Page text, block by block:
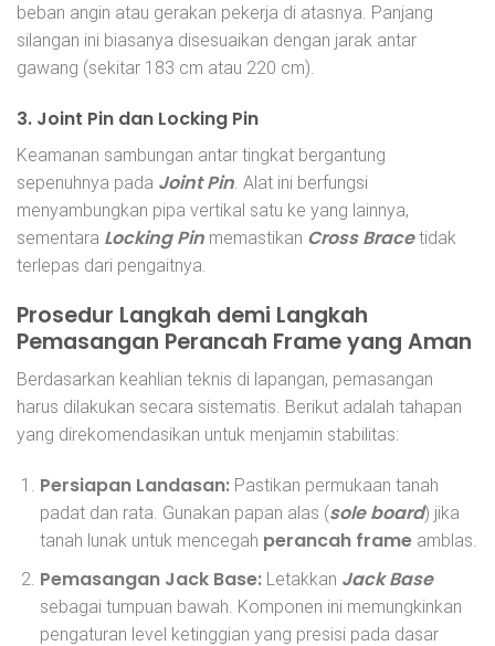
beban angin atau gerakan pekerja di atasnya. Panjang
silangan ini biasanya disesuaikan dengan jarak antar
gawang (sekitar 183 cm atau 220 cm).
3. Joint Pin dan Locking Pin
Keamanan sambungan antar tingkat bergantung
sepenuhnya pada Joint Pin. Alat ini berfungsi
menyambungkan pipa vertikal satu ke yang lainnya,
sementara Locking Pin memastikan Cross Bracetidak
terlepas dari pengaitnya.
Prosedur Langkah demi Langkah
Pemasangan Perancah Frame yang Aman
Berdasarkan keahlian teknis di lapangan, pemasangan
harus dilakukan secara sistematis. Berikut adalah tahapan
yang direkomendasikan untuk menjamin stabilitas:
Persiapan Landasan:Pastikan permukaan tanah
padat dan rata. Gunakan papan alas (sole board) jika
tanah lunak untuk mencegah perancah frameamblas.
Pemasangan Jack Base:Letakkan Jack Base
sebagai tumpuan bawah. Komponen ini memungkinkan
pengaturan level ketinggian yang presisi pada dasar